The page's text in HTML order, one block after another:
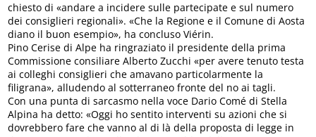
chiesto di «andare a incidere sulle partecipate e sul numero
dei consiglieri regionali». «Che la Regione e il Comune di Aosta
diano il buon esempio», ha concluso Viérin.
Pino Cerise di Alpe ha ringraziato il presidente della prima
Commissione consiliare Alberto Zucchi «per avere tenuto testa
ai colleghi consiglieri che amavano particolarmente la
filigrana», alludendo al sotterraneo fronte del no ai tagli.
Con una punta di sarcasmo nella voce Dario Comé di Stella
Alpina ha detto: «Oggi ho sentito interventi su azioni che si
dovrebbero fare che vanno al di là della proposta di legge in